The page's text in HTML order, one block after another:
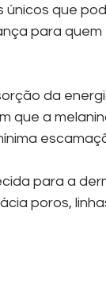
únicos que
para quem
da
que a
para a
poros,